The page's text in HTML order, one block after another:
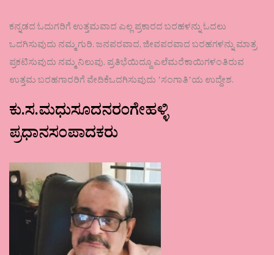
ಕನ್ನಡದ ಓದುಗರಿಗೆ ಉತ್ತಮವಾದ ಎಲ್ಲ ಪ್ರಕಾರದ ಬರಹಳನ್ನು ಓದಲು
ಒದಗಿಸುವುದು ನಮ್ಮ ಗುರಿ. ಜನಪರವಾದ, ಜೀವಪರವಾದ ಬರಹಗಳನ್ನು ಮಾತ್ರ
ಪ್ರಕಟಿಸುವುದು ನಮ್ಮ ನಿಲುವು. ಪ್ರತಿಭೆಯಿದ್ದೂ ಎಲೆಮರೆಕಾಯಿಗಳಂತಿರುವ
ಉತ್ತಮ ಬರಹಗಾರರಿಗೆ ವೇದಿಕೆಒದಗಿಸುವುದು ʼಸಂಗಾತಿʼಯ ಉದ್ದೇಶ.
ಕು.ಸ.ಮಧುಸೂದನರಂಗೇಹಳ್ಳಿ
ಪ್ರಧಾನಸಂಪಾದಕರು